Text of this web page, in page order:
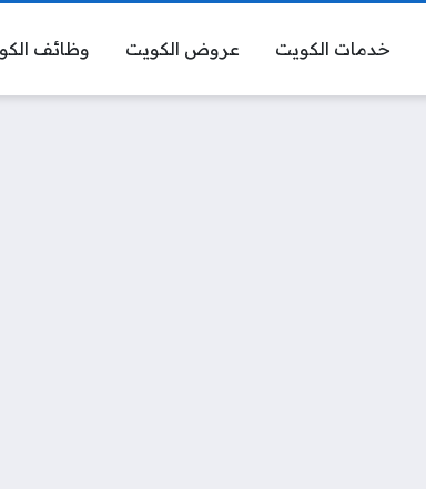
خدمات الكويت عروض الكويت وظائف